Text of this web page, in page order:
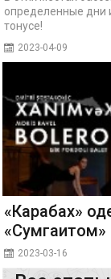
определенные дни
тонусе!
2023-04-09
«Карабах»
«Сумгаитом»
2023-03-16